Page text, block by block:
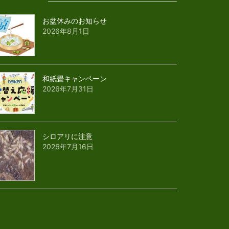
お盆休みのお知らせ
2026年8月1日
和紙畳キャンペーン
2026年7月31日
シロアリに注意
2026年7月16日